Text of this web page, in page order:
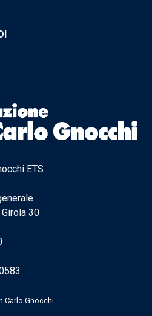
ETS
30
Carlo Gnocchi